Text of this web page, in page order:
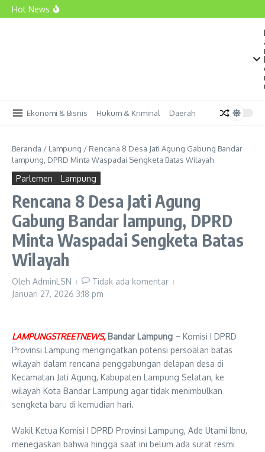
Lewati ke konten
Hot News
Ekonomi & Bisnis Hukum & Kriminal Daerah
Beranda / Lampung / Rencana 8 Desa Jati Agung Gabung Bandar
lampung, DPRD Minta Waspadai Sengketa Batas Wilayah
Parlemen Lampung
Rencana 8 Desa Jati Agung
Gabung Bandar lampung, DPRD
Minta Waspadai Sengketa Batas
Wilayah
Oleh AdminLSN
Tidak ada komentar
Januari 27, 2026 3:18 pm
LAMPUNGSTREETNEWS, Bandar Lampung – Komisi I DPRD
Provinsi Lampung mengingatkan potensi persoalan batas
wilayah dalam rencana penggabungan delapan desa di
Kecamatan Jati Agung, Kabupaten Lampung Selatan, ke
wilayah Kota Bandar Lampung agar tidak menimbulkan
sengketa baru di kemudian hari.
Wakil Ketua Komisi I DPRD Provinsi Lampung, Ade Utami Ibnu,
menegaskan bahwa hingga saat ini belum ada surat resmi